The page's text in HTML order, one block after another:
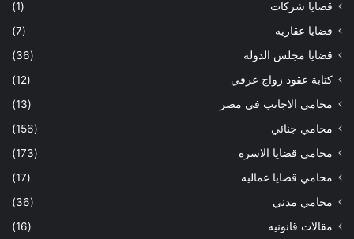
قضايا شركات
(1)
قضايا عقاريه
(7)
قضايا مجلس الدوله
(36)
كتابة عقود زواج عرفي
(12)
محامي الاجانب في مصر
(13)
محامي جنائي
(156)
محامي قضايا الاسره
(173)
محامي قضايا عماليه
(17)
محامي مدني
(36)
مقالات قانونيه
(16)